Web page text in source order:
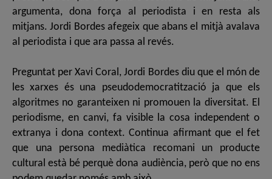
argumenta, dona força al periodista i en resta als
mitjans. Jordi Bordes afegeix que abans el mitjà avalava
al periodista i que ara passa al revés.
Preguntat per Xavi Coral, Jordi Bordes diu que el món de
les xarxes és una pseudodemocratització ja que els
algoritmes no garanteixen ni promouen la diversitat. El
periodisme, en canvi, fa visible la cosa independent o
extranya i dona context. Continua afirmant que el fet
que una persona mediàtica recomani un producte
cultural està bé perquè dona audiència, però que no ens